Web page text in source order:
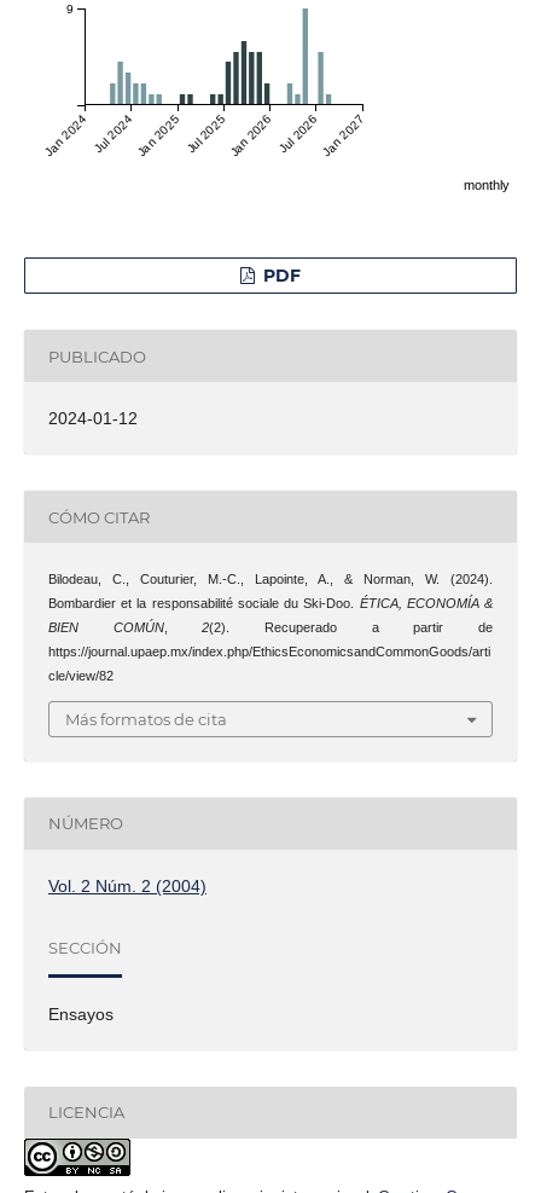
Jan 2024Jul 2024Jan 2025Jul 2025Jan 2026Jul 2026Jan 2027
9
monthly
PDF
PUBLICADO
2024-01-12
CÓMO CITAR
Bilodeau, C., Couturier, M.-C., Lapointe, A., & Norman, W. (2024).
Bombardier et la responsabilité sociale du Ski-Doo. ÉTICA, ECONOMÍA &
BIEN COMÚN,2(2). Recuperado a partir de
https://journal.upaep.mx/index.php/EthicsEconomicsandCommonGoods/arti
cle/view/82
Más formatos de cita
NÚMERO
Vol. 2 Núm. 2 (2004)
SECCIÓN
Ensayos
LICENCIA